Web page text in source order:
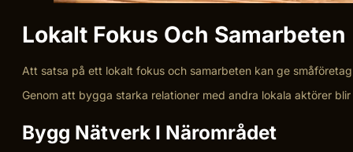
Lokalt Fokus Och Samarbeten
Att satsa på ett lokalt fokus och samarbeten kan ge
Genom att bygga starka relationer med andra lokala aktörer
Bygg Nätverk I Närområdet